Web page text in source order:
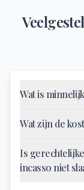
Wat is
Wat zijn de
Is
incasso niet